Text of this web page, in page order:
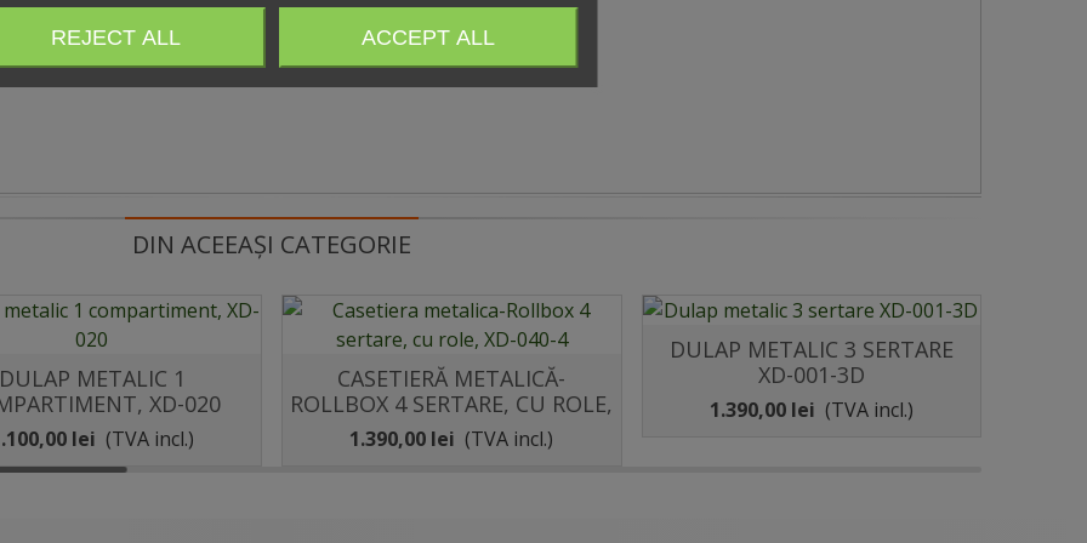
DIN ACEEAȘI CATEGORIE
Distribuie
METALIC 1
XD-020
lei (TVA incl.)
Distribuie
CASETIERĂ METALICĂ-
ROLLBOX 4 SERTARE, CU ROLE,
XD-040-4
1.390,00 lei (TVA incl.)
Distribuie
DULAP METALIC 3 SERTARE
XD-001-3D
1.390,00 lei (TVA incl.)
REJECT ALL ACCEPT ALL